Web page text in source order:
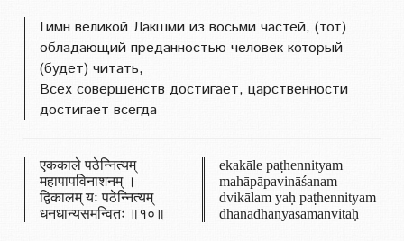
Гимн великой Лакшми из восьми частей, (тот)
обладающий преданностью человек который
(будет) читать,
Всех совершенств достигает, царственности
достигает всегда
एककाले पठेन्नित्यम्
महापापविनाशनम् ।
द्विकालम् यः पठेन्नित्यम्
धनधान्यसमन्वितः ॥१०॥
ekakāle paṭhennityam
mahāpāpavināśanam
dvikālam yaḥ paṭhennityam
dhanadhānyasamanvitaḥ